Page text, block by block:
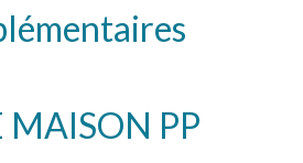
MAISON PP